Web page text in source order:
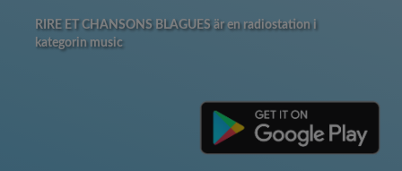
RIRE ET CHANSONS BLAGUES är en radiostation i
kategorin music